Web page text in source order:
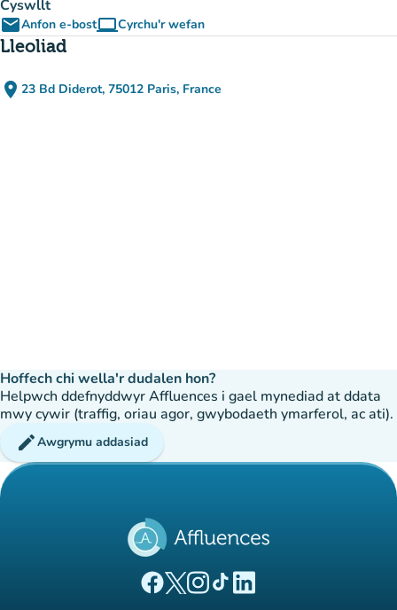
Cyswllt
emailAnfon e-bostcomputerCyrchu'r wefan
(tab newydd)
Lleoliad
place 23 Bd Diderot, 75012 Paris, France
(agor yn Google Maps)
(tab newydd)
Hoffech chi wella'r dudalen hon?
Helpwch ddefnyddwyr Affluences i gael mynediad at ddata
mwy cywir (traffig, oriau agor, gwybodaeth ymarferol, ac ati).
editAwgrymu addasiad
(tab newydd)
(tab newydd)
(tab newydd)
(tab newydd)